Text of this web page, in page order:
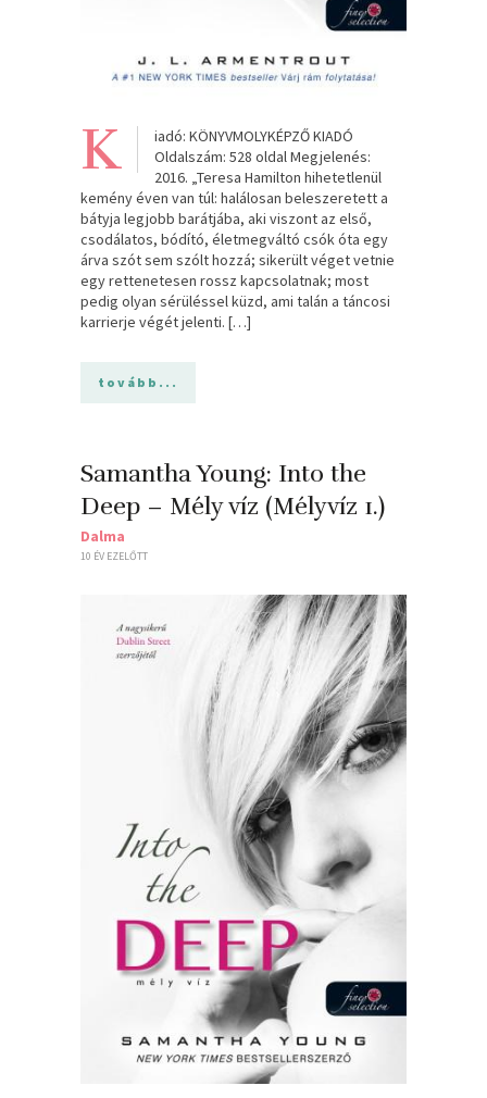
K
iadó: KÖNYVMOLYKÉPZŐ KIADÓ
Oldalszám: 528 oldal Megjelenés:
2016. „Teresa Hamilton hihetetlenül
kemény éven van túl: halálosan beleszeretett a
bátyja legjobb barátjába, aki viszont az első,
csodálatos, bódító, életmegváltó csók óta egy
árva szót sem szólt hozzá; sikerült véget vetnie
egy rettenetesen rossz kapcsolatnak; most
pedig olyan sérüléssel küzd, ami talán a táncosi
karrierje végét jelenti. […]
tovább...
Samantha Young: Into the
Deep – Mély víz (Mélyvíz 1.)
Dalma
10 ÉV EZELŐTT